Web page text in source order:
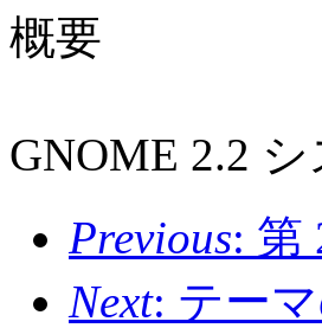
概要
GNOME 2.2
Previous: 第
Next: テー